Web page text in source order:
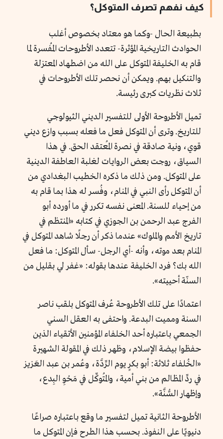
كيف نفهم تصرف المتوكل؟
بطبيعة الحال -وكما هو معتاد بخصوص أغلب
الحوادث التاريخية المؤثرة- تتعدد الأطروحات المُفسرة لما
قام به الخليفة المتوكل على الله من اضطهاد المعتزلة
والتنكيل بهم. ويمكن أن نحصر تلك الأطروحات في
ثلاث نظريات كبرى رئيسة.
تميل الأطروحة الأولى للتفسير الديني الثيولوجي
للتاريخ. وترى أن المتوكل فعل ما فعله بسبب وازع ديني
قوي، ونية صادقة في نصرة المُعتقد الحق. في هذا
السياق، روجت بعض الروايات لغلبة العاطفة الدينية
على المتوكل. ومن ذلك ما ذكره الخطيب البغدادي من
أن المتوكل رأى النبي في المنام، وفُسر له هذا بما قام به
من إحياء للسنة. المعنى نفسه تكرر في ما أورده أبو
الفرج عبد الرحمن بن الجوزي في كتابه «المنتظم في
تاريخ الأمم والملوك» عندما ذكر أن رجلًا شاهد المتوكل في
المنام بعد موته، وأنه -أي الرجل- سأل المتوكل: ما فعل
الله بك؟ فرد الخليفة عندها بقوله: «غفر لي بقليل من
السنّة أحييته».
اعتمادًا على تلك الأطروحة عُرف المتوكل بلقب ناصر
السنة ومميت البدعة. واحتفى به العقل السني
الجمعي باعتباره أحد الخلفاء المؤمنين الأتقياء الذين
حفظوا بيضة الإسلام، وظهر ذلك في المقولة الشهيرة
«الخُلفاء ثلاثة: أبو بكرٍ يوم الرِّدَّة، وعُمر بن عبد العَزيز
في ردِّ المظالم من بني أمية، والمُتوكِّل في مَحْوِ البِدع،
وإظهار السُّنَّة».
الأطروحة الثانية تميل لتفسير ما وقع باعتباره صراعًا
دنيويًا على النفوذ. بحسب هذا الطرح فإن المتوكل ما